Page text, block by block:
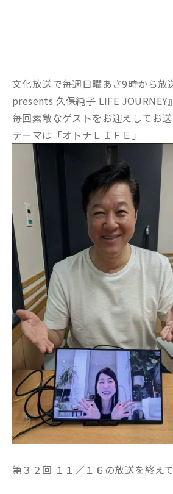
文化放送で毎週日曜あさ9時から放
presents 久保純子 LIFE JOURNEY
毎回素敵なゲストをお迎えしてお送
テーマは「オトナＬＩＦＥ」
第３２回 １１／１６の放送を終えて